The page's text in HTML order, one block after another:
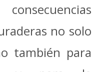
no solo
también para